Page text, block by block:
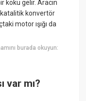
koku gelir. Aracın
konvertör
motor ışığı da
burada okuyun:
var mı?